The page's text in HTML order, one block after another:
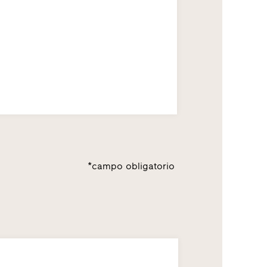
*campo obligatorio